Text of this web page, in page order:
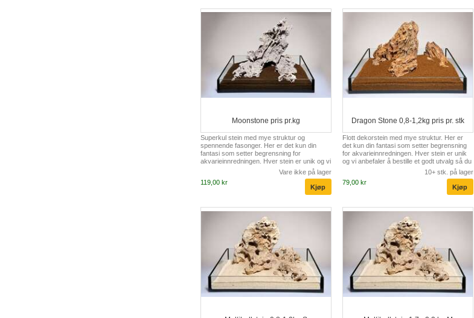
Moonstone pris pr.kg
Superkul stein med mye struktur og
spennende fasonger. Her er det kun din
fantasi som setter begrensning for
akvarieinnredningen. Hver stein er unik og vi
anbefaler å bestille et godt utvalg så du kan
komponerer en "perfekt" innredning.
Vare ikke på lager
119,00 kr
Dragon Stone 0,8-1,2kg pris pr. stk
Flott dekorstein med mye struktur. Her er
det kun din fantasi som setter begrensning
for akvarieinnredningen. Hver stein er unik
og vi anbefaler å bestille et godt utvalg så du
kan komponerer en "perfekt" innredning.
10+ stk. på lager
79,00 kr